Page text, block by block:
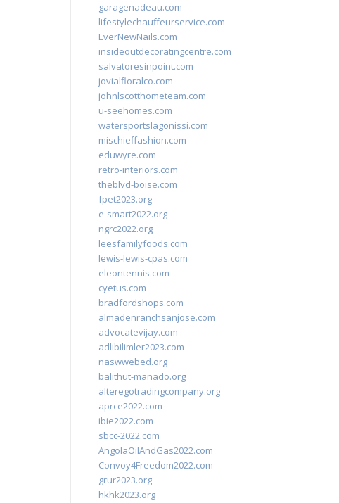
garagenadeau.com
lifestylechauffeurservice.com
EverNewNails.com
insideoutdecoratingcentre.com
salvatoresinpoint.com
jovialfloralco.com
johnlscotthometeam.com
u-seehomes.com
watersportslagonissi.com
mischieffashion.com
eduwyre.com
retro-interiors.com
theblvd-boise.com
fpet2023.org
e-smart2022.org
ngrc2022.org
leesfamilyfoods.com
lewis-lewis-cpas.com
eleontennis.com
cyetus.com
bradfordshops.com
almadenranchsanjose.com
advocatevijay.com
adlibilimler2023.com
naswwebed.org
balithut-manado.org
alteregotradingcompany.org
aprce2022.com
ibie2022.com
sbcc-2022.com
AngolaOilAndGas2022.com
Convoy4Freedom2022.com
grur2023.org
hkhk2023.org